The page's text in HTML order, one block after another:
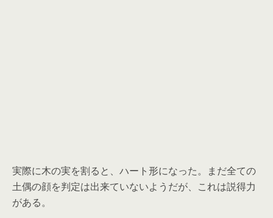
実際に木の実を割ると、ハート形になった。まだ全ての
土偶の顔を判定は出来ていないようだが、これは説得力
がある。